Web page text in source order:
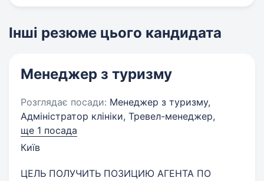
Інші резюме цього кандидата
Менеджер з туризму
Розглядає посади: Менеджер з туризму,
Адміністратор клініки, Тревел-менеджер,
ще 1 посада
Київ
ЦЕЛЬ ПОЛУЧИТЬ ПОЗИЦИЮ АГЕНТА ПО